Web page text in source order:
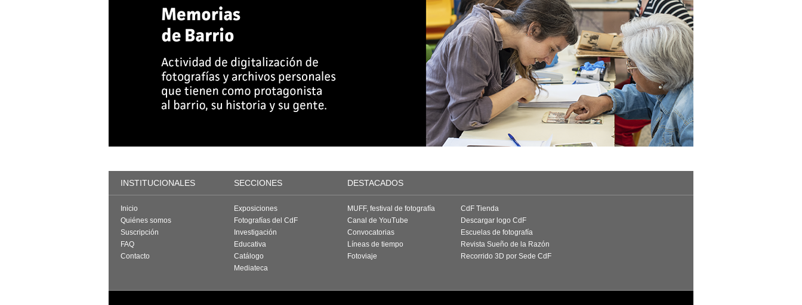
INSTITUCIONALES SECCIONES DESTACADOS
Inicio
Quiénes somos
Suscripción
FAQ
Contacto
Exposiciones
Fotografías del CdF
Investigación
Educativa
Catálogo
Mediateca
MUFF, festival de fotografía
Canal de YouTube
Convocatorias
Líneas de tiempo
Fotoviaje
CdF Tienda
Descargar logo CdF
Escuelas de fotografía
Revista Sueño de la Razón
Recorrido 3D por Sede CdF